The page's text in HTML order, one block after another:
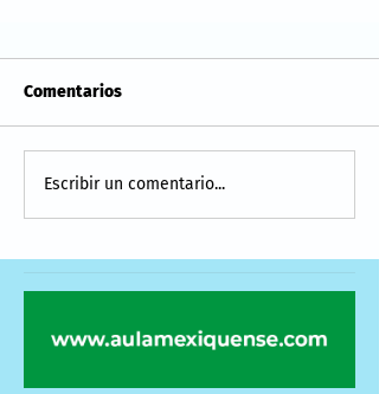
Comentarios
Escribir un comentario...